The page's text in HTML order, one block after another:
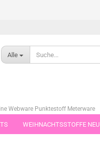
Alle
WEIHNACHTSSTOFFE NEU
Webware Punktestoff Meterware
Kategorie